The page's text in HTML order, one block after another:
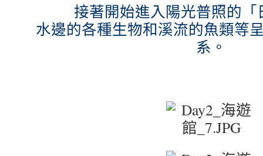
接著開始進入陽光普照的「
水邊的各種生物和溪流的魚類等
系。